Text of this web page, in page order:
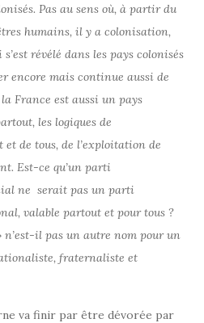
Pas au sens où, à partir du
humains, il y a colonisation,
révélé dans les pays colonisés
encore mais continue aussi de
France est aussi un pays
les logiques de
de tous, de l’exploitation de
Est-ce qu’un parti
ne serait pas un parti
valable partout et pour tous ?
il pas un autre nom pour un
fraternaliste et
va finir par être dévorée par